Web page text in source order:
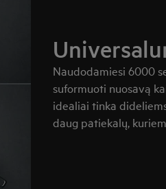
Naudodamiesi 6000
suformuoti nuosavą
idealiai tinka
daug patiekalų,